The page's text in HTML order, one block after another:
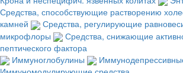
Средства, способствующие растворению
камней
Средства, регулирующие
микрофлоры
Средства, снижающие
пептического фактора
Иммуноглобулины